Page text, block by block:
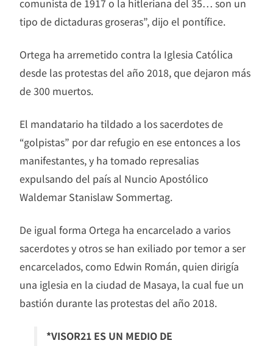
comunista de 1917 o la hitleriana del 35… son un
tipo de dictaduras groseras”, dijo el pontífice.
Ortega ha arremetido contra la Iglesia Católica
desde las protestas del año 2018, que dejaron más
de 300 muertos.
El mandatario ha tildado a los sacerdotes de
“golpistas” por dar refugio en ese entonces a los
manifestantes, y ha tomado represalias
expulsando del país al Nuncio Apostólico
Waldemar Stanislaw Sommertag.
De igual forma Ortega ha encarcelado a varios
sacerdotes y otros se han exiliado por temor a ser
encarcelados, como Edwin Román, quien dirigía
una iglesia en la ciudad de Masaya, la cual fue un
bastión durante las protestas del año 2018.
*VISOR21 ES UN MEDIO DE